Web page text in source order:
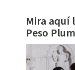
Mira aquí
Peso